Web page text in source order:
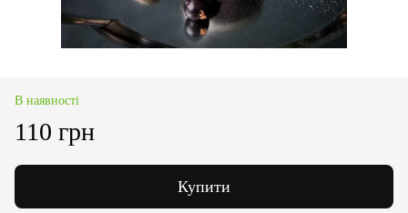
В наявності
110 грн
Купити